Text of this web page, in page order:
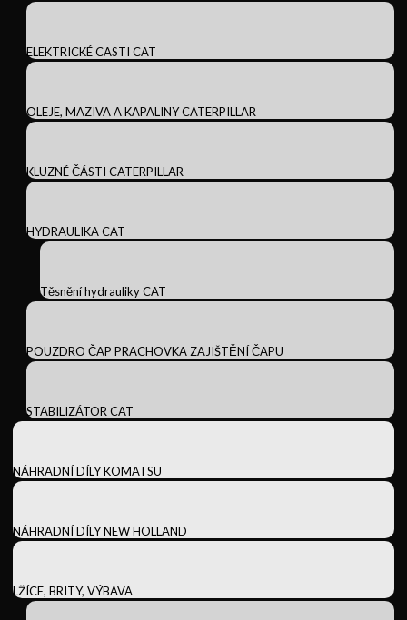
ELEKTRICKÉ CASTI CAT
OLEJE, MAZIVA A KAPALINY CATERPILLAR
KLUZNÉ ČÁSTI CATERPILLAR
HYDRAULIKA CAT
Těsnění hydrauliky CAT
POUZDRO ČAP PRACHOVKA ZAJIŠTĚNÍ ČAPU
STABILIZÁTOR CAT
NÁHRADNÍ DÍLY KOMATSU
NÁHRADNÍ DÍLY NEW HOLLAND
LŽÍCE, BRITY, VÝBAVA